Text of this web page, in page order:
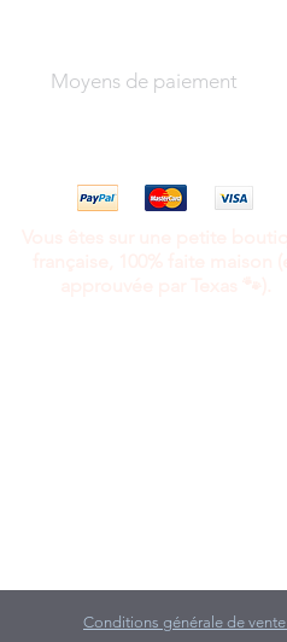
Moyens de paiement
Conditions générale de vente